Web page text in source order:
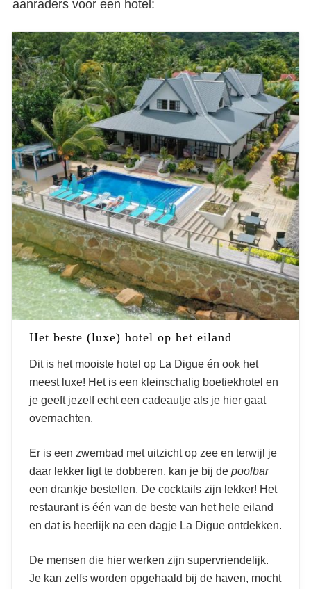
aanraders voor een hotel:
Het beste (luxe) hotel op het eiland
Dit is het mooiste hotel op La Digue én ook het
meest luxe! Het is een kleinschalig boetiekhotel en
je geeft jezelf echt een cadeautje als je hier gaat
overnachten.
Er is een zwembad met uitzicht op zee en terwijl je
daar lekker ligt te dobberen, kan je bij de poolbar
een drankje bestellen. De cocktails zijn lekker! Het
restaurant is één van de beste van het hele eiland
en dat is heerlijk na een dagje La Digue ontdekken.
De mensen die hier werken zijn supervriendelijk.
Je kan zelfs worden opgehaald bij de haven, mocht